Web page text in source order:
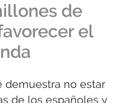
de
el
demuestra no estar
de los españoles y